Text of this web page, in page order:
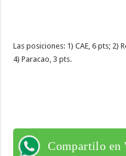
Las posiciones: 1) CAE, 6 pts; 2)
4) Paracao, 3 pts.
Compartilo en